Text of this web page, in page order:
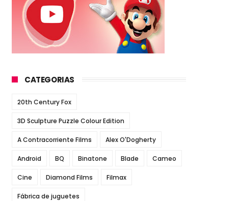
CATEGORIAS
20th Century Fox
3D Sculpture Puzzle Colour Edition
A Contracorriente Films Alex O'Dogherty
Android BQ Binatone Blade Cameo
Cine Diamond Films Filmax
Fábrica de juguetes